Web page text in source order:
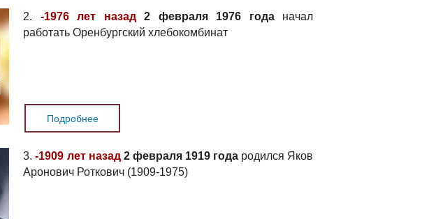
2. -1976 лет назад2 февраля 1976 годаначал
работать Оренбургский хлебокомбинат
Подробнее
3.-1909 лет назад2 февраля 1919 годародился Яков
Аронович Роткович (1909-1975)